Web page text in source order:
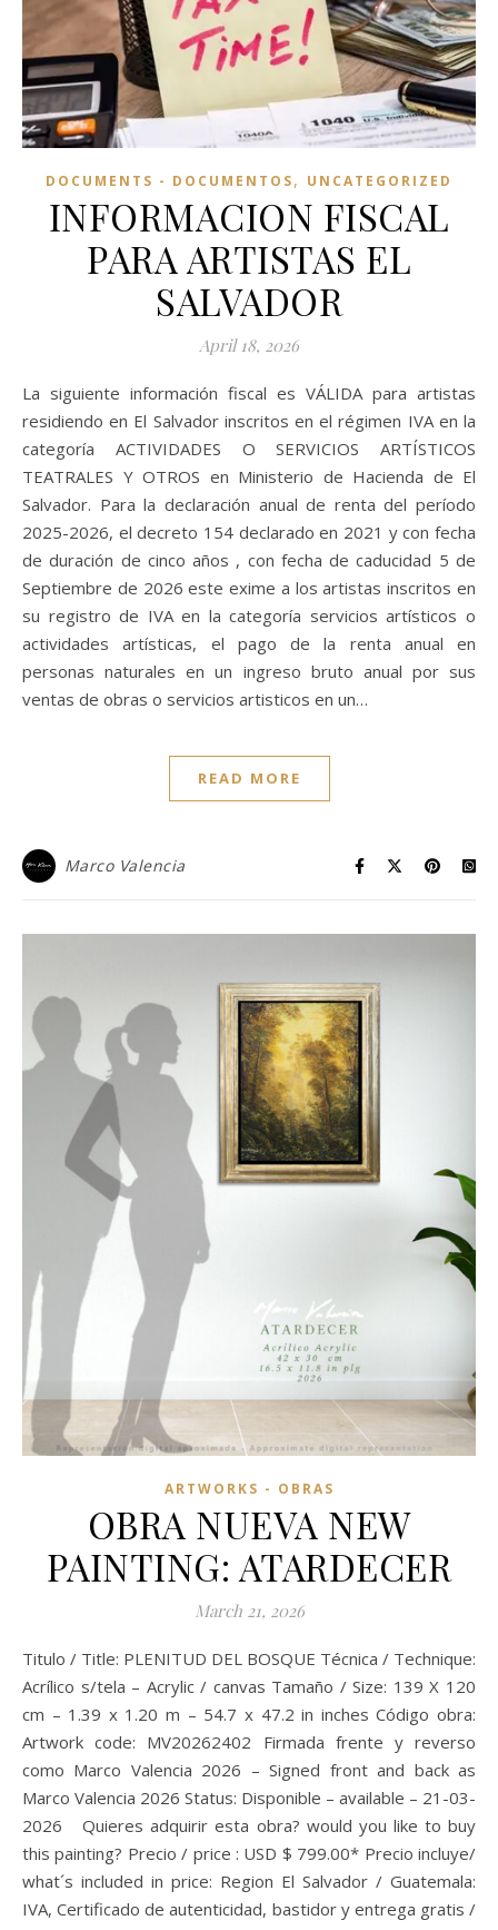
DOCUMENTS - DOCUMENTOS, UNCATEGORIZED
INFORMACION FISCAL
PARA ARTISTAS EL
SALVADOR
April 18, 2026
La siguiente información fiscal es VÁLIDA para artistas
residiendo en El Salvador inscritos en el régimen IVA en la
categoría ACTIVIDADES O SERVICIOS ARTÍSTICOS
TEATRALES Y OTROS en Ministerio de Hacienda de El
Salvador. Para la declaración anual de renta del período
2025-2026, el decreto 154 declarado en 2021 y con fecha
de duración de cinco años , con fecha de caducidad 5 de
Septiembre de 2026 este exime a los artistas inscritos en
su registro de IVA en la categoría servicios artísticos o
actividades artísticas, el pago de la renta anual en
personas naturales en un ingreso bruto anual por sus
ventas de obras o servicios artisticos en un…
READ MORE
Marco Valencia
ARTWORKS - OBRAS
OBRA NUEVA NEW
PAINTING: ATARDECER
March 21, 2026
Titulo / Title: PLENITUD DEL BOSQUE Técnica / Technique:
Acrílico s/tela – Acrylic / canvas Tamaño / Size: 139 X 120
cm – 1.39 x 1.20 m – 54.7 x 47.2 in inches Código obra:
Artwork code: MV20262402 Firmada frente y reverso
como Marco Valencia 2026 – Signed front and back as
Marco Valencia 2026 Status: Disponible – available – 21-03-
2026 Quieres adquirir esta obra? would you like to buy
this painting? Precio / price : USD $ 799.00* Precio incluye/
what´s included in price: Region El Salvador / Guatemala:
IVA, Certificado de autenticidad, bastidor y entrega gratis /